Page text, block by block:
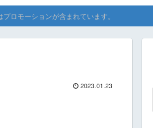
ロモーションが含まれています。
2023.01.23